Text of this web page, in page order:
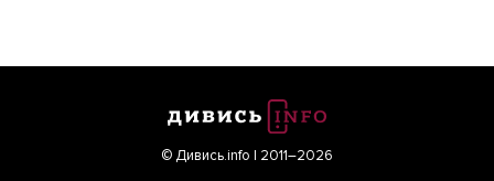
© Дивись.info | 2011–2026